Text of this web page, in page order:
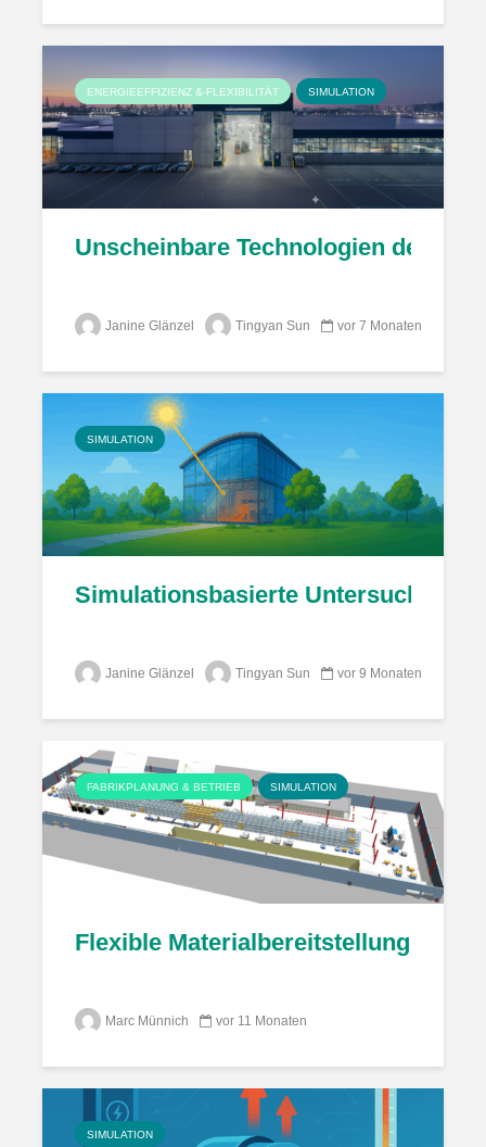
ENERGIEEFFIZIENZ &-FLEXIBILITÄT SIMULATION
Unscheinbare Technologien des
Janine Glänzel Tingyan Sun vor 7 Monaten
SIMULATION
Simulationsbasierte Untersuchung
Janine Glänzel Tingyan Sun vor 9 Monaten
FABRIKPLANUNG & BETRIEB SIMULATION
Flexible Materialbereitstellung im
Marc Münnich vor 11 Monaten
SIMULATION